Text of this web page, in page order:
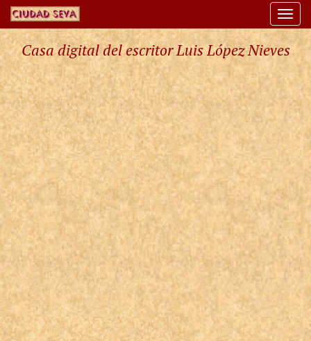
Casa digital del escritor Luis López Nieves